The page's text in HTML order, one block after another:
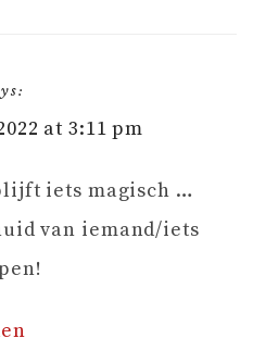
at 3:11 pm
iets magisch …
van iemand/iets